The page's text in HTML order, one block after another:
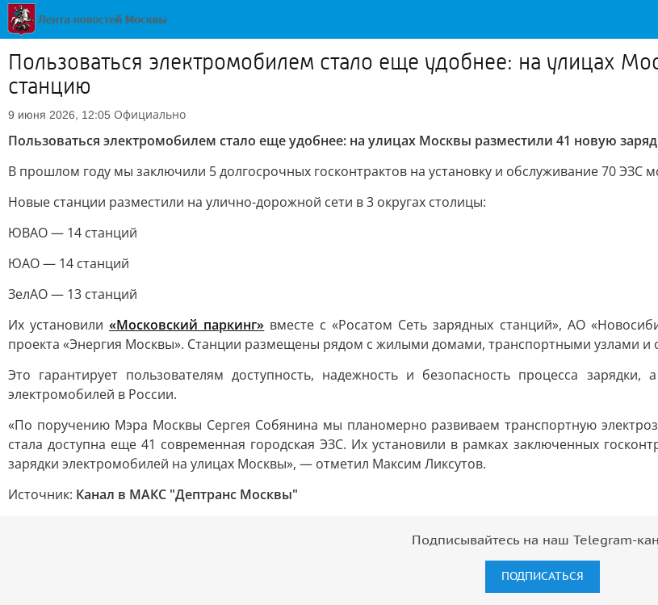
Пользоваться электромобилем стало еще удобнее: на улицах
станцию
9 июня 2026, 12:05 Официально
Пользоваться электромобилем стало еще удобнее: на улицах Москвы разместили 41 новую
В прошлом году мы заключили 5 долгосрочных госконтрактов на установку и обслуживание 70 ЭЗС
Новые станции разместили на улично-дорожной сети в 3 округах столицы:
ЮВАО — 14 станций
ЮАО — 14 станций
ЗелАО — 13 станций
Их установили«Московский паркинг» вместе с «Росатом Сеть зарядных станций», АО
проекта «Энергия Москвы». Станции размещены рядом с жилыми домами, транспортными узлами
Это гарантирует пользователям доступность, надежность и безопасность процесса
электромобилей в России.
«По поручению Мэра Москвы Сергея Собянина мы планомерно развиваем транспортную
стала доступна еще 41 современная городская ЭЗС. Их установили в рамках заключенных
зарядки электромобилей на улицах Москвы», — отметил Максим Ликсутов.
Источник: Канал в МАКС "Дептранс Москвы"
Подписывайтесь на наш Telegram-
ПОДПИСАТЬСЯ